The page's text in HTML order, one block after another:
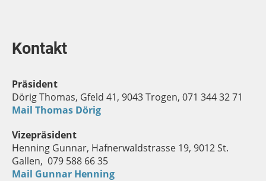
Kontakt
Präsident
Dörig Thomas, Gfeld 41, 9043 Trogen, 071 344 32 71
Mail Thomas Dörig
Vizepräsident
Henning Gunnar, Hafnerwaldstrasse 19, 9012 St.
Gallen, 079 588 66 35
Mail Gunnar Henning